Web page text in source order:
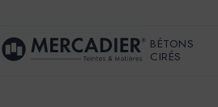
BÉTONS
CIRÉS